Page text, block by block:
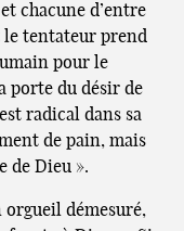
chacune d’entre
le tentateur prend
pour le
porte du désir de
radical dans sa
de pain, mais
de Dieu ».
démesuré,